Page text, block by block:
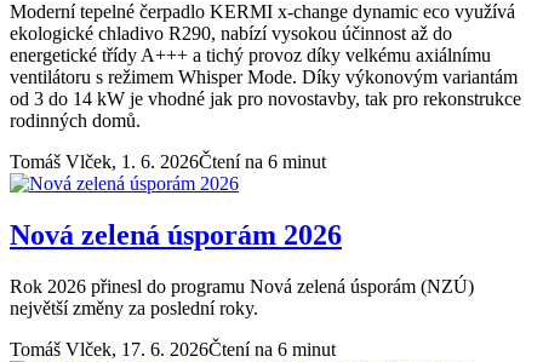
Moderní tepelné čerpadlo KERMI x-change dynamic eco využívá
ekologické chladivo R290, nabízí vysokou účinnost až do
energetické třídy A+++ a tichý provoz díky velkému axiálnímu
ventilátoru s režimem Whisper Mode. Díky výkonovým variantám
od 3 do 14 kW je vhodné jak pro novostavby, tak pro rekonstrukce
rodinných domů.
Tomáš Vlček, 1. 6. 2026Čtení na 6 minut
Nová zelená úsporám 2026
Rok 2026 přinesl do programu Nová zelená úsporám (NZÚ)
největší změny za poslední roky.
Tomáš Vlček, 17. 6. 2026Čtení na 6 minut